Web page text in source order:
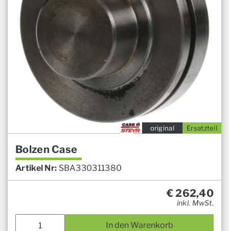
Ersatzteil
original
Bolzen Case
Artikel Nr: SBA330311380
€262,40
inkl. MwSt.
In den Warenkorb